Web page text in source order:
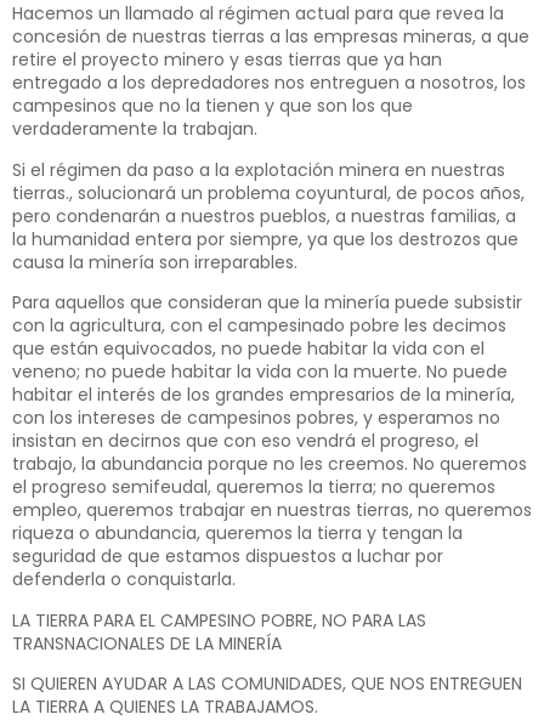
Hacemos un llamado al régimen actual para que revea la
concesión de nuestras tierras a las empresas mineras, a que
retire el proyecto minero y esas tierras que ya han
entregado a los depredadores nos entreguen a nosotros, los
campesinos que no la tienen y que son los que
verdaderamente la trabajan.
Si el régimen da paso a la explotación minera en nuestras
tierras., solucionará un problema coyuntural, de pocos años,
pero condenarán a nuestros pueblos, a nuestras familias, a
la humanidad entera por siempre, ya que los destrozos que
causa la minería son irreparables.
Para aquellos que consideran que la minería puede subsistir
con la agricultura, con el campesinado pobre les decimos
que están equivocados, no puede habitar la vida con el
veneno; no puede habitar la vida con la muerte. No puede
habitar el interés de los grandes empresarios de la minería,
con los intereses de campesinos pobres, y esperamos no
insistan en decirnos que con eso vendrá el progreso, el
trabajo, la abundancia porque no les creemos. No queremos
el progreso semifeudal, queremos la tierra; no queremos
empleo, queremos trabajar en nuestras tierras, no queremos
riqueza o abundancia, queremos la tierra y tengan la
seguridad de que estamos dispuestos a luchar por
defenderla o conquistarla.
LA TIERRA PARA EL CAMPESINO POBRE, NO PARA LAS
TRANSNACIONALES DE LA MINERÍA
SI QUIEREN AYUDAR A LAS COMUNIDADES, QUE NOS ENTREGUEN
LA TIERRA A QUIENES LA TRABAJAMOS.